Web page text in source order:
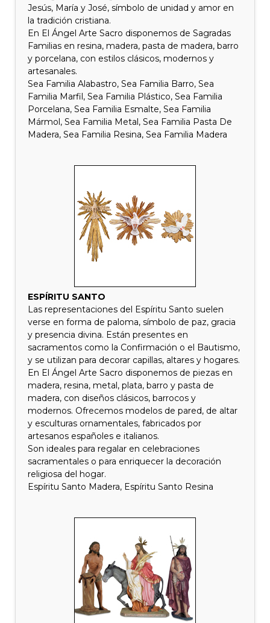
Jesús, María y José, símbolo de unidad y amor en
la tradición cristiana.
En El Ángel Arte Sacro disponemos de Sagradas
Familias en resina, madera, pasta de madera, barro
y porcelana, con estilos clásicos, modernos y
artesanales.
Sea Familia Alabastro, Sea Familia Barro, Sea
Familia Marfil, Sea Familia Plástico, Sea Familia
Porcelana, Sea Familia Esmalte, Sea Familia
Mármol, Sea Familia Metal, Sea Familia Pasta De
Madera, Sea Familia Resina, Sea Familia Madera
ESPÍRITU SANTO
Las representaciones del Espíritu Santo suelen
verse en forma de paloma, símbolo de paz, gracia
y presencia divina. Están presentes en
sacramentos como la Confirmación o el Bautismo,
y se utilizan para decorar capillas, altares y hogares.
En El Ángel Arte Sacro disponemos de piezas en
madera, resina, metal, plata, barro y pasta de
madera, con diseños clásicos, barrocos y
modernos. Ofrecemos modelos de pared, de altar
y esculturas ornamentales, fabricados por
artesanos españoles e italianos.
Son ideales para regalar en celebraciones
sacramentales o para enriquecer la decoración
religiosa del hogar.
Espíritu Santo Madera, Espíritu Santo Resina